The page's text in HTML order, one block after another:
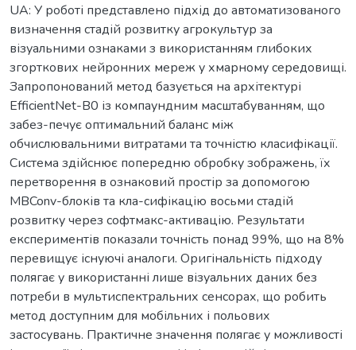
UA: У роботі представлено підхід до автоматизованого
визначення стадій розвитку агрокультур за
візуальними ознаками з використанням глибоких
згорткових нейронних мереж у хмарному середовищі.
Запропонований метод базується на архітектурі
EfficientNet-B0 із компаундним масштабуванням, що
забез-печує оптимальний баланс між
обчислювальними витратами та точністю класифікації.
Система здійснює попередню обробку зображень, їх
перетворення в ознаковий простір за допомогою
MBConv-блоків та кла-сифікацію восьми стадій
розвитку через софтмакс-активацію. Результати
експериментів показали точність понад 99%, що на 8%
перевищує існуючі аналоги. Оригінальність підходу
полягає у використанні лише візуальних даних без
потреби в мультиспектральних сенсорах, що робить
метод доступним для мобільних і польових
застосувань. Практичне значення полягає у можливості